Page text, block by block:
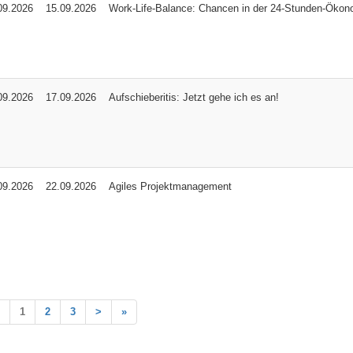
15.09.2026 Work-Life-Balance: Chancen in der 24-Stunden-
17.09.2026 Aufschieberitis: Jetzt gehe ich es an!
22.09.2026 Agiles Projektmanagement
1 2 3 > »